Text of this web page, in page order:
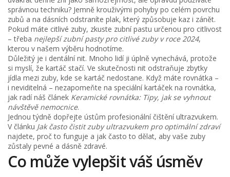
správnou techniku? Jemně krouživými pohyby po celém povrchu
zubů a na dásních odstraníte plak, který způsobuje kaz i zánět.
Pokud máte citlivé zuby, zkuste zubní pastu určenou pro citlivost
– třeba nejlepší zubní pasty pro citlivé zuby v roce 2024,
kterou v našem výběru hodnotíme.
Důležitý je i dentální nit. Mnoho lidí ji úplně vynechává, protože
si myslí, že kartáč stačí. Ve skutečnosti nit odstraňuje zbytky
jídla mezi zuby, kde se kartáč nedostane. Když máte rovnátka –
i neviditelná – nezapomeňte na speciální kartáček na rovnátka,
jak radí náš článek Keramické rovnátka: Tipy, jak se vyhnout
návštěvě nemocnice.
Jednou týdně dopřejte ústům profesionální čištění ultrazvukem.
V článku Jak často čistit zuby ultrazvukem pro optimální zdraví
najdete, proč to funguje a jak často to dělat, aby vaše zuby
zůstaly pevné a dásně zdravé.
Co může vylepšit váš úsměv